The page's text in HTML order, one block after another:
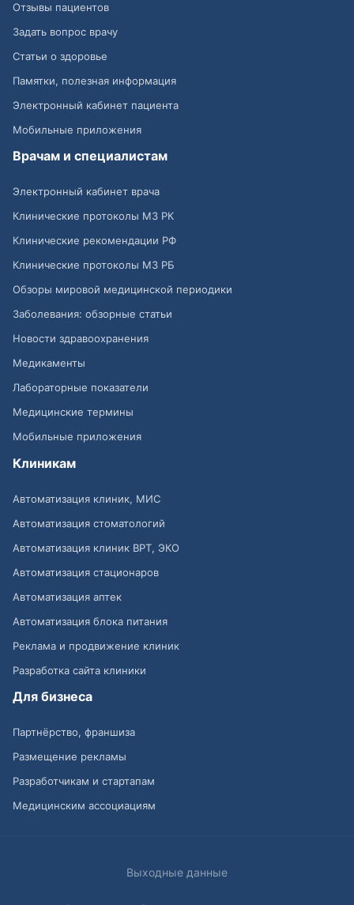
Отзывы пациентов
Задать вопрос врачу
Статьи о здоровье
Памятки, полезная информация
Электронный кабинет пациента
Мобильные приложения
Врачам и специалистам
Электронный кабинет врача
Клинические протоколы МЗ РК
Клинические рекомендации РФ
Клинические протоколы МЗ РБ
Обзоры мировой медицинской периодики
Заболевания: обзорные статьи
Новости здравоохранения
Медикаменты
Лабораторные показатели
Медицинские термины
Мобильные приложения
Клиникам
Автоматизация клиник, МИС
Автоматизация стоматологий
Автоматизация клиник ВРТ, ЭКО
Автоматизация стационаров
Автоматизация аптек
Автоматизация блока питания
Реклама и продвижение клиник
Разработка сайта клиники
Для бизнеса
Партнёрство, франшиза
Размещение рекламы
Разработчикам и стартапам
Медицинским ассоциациям
Выходные данные